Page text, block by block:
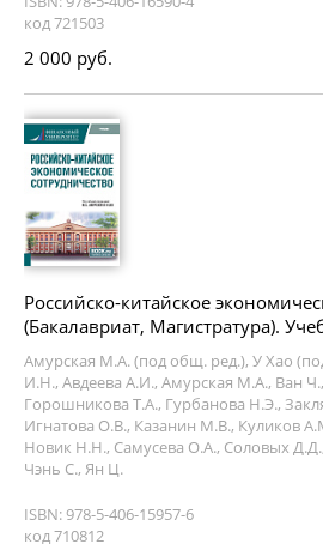
код 721503
2 000 руб.
Российско-китайское
(Бакалавриат, Магистратура).
Амурская М.А. (под общ. ред.), У Хао
И.Н., Авдеева А.И., Амурская М.А., Ван
Горошникова Т.А., Гурбанова Н.Э.,
Игнатова О.В., Казанин М.В., Куликов
Новик Н.Н., Самусева О.А., Соловых
Чэнь С., Ян Ц.
ISBN: 978-5-406-15957-6
код 710812